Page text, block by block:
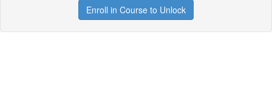
Enroll in Course to Unlock